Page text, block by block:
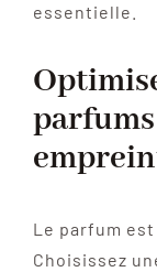
essentielle.
Le parfum
Choisissez